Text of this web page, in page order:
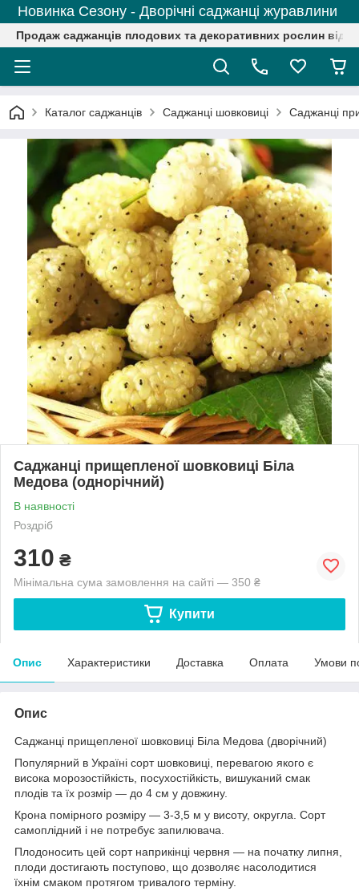
Новинка Сезону - Дворічні саджанці журавлини
Продаж саджанців плодових та декоративних рослин від
Каталог саджанців Саджанці шовковиці Саджанці
Саджанці прищепленої шовковиці Біла
Медова (однорічний)
В наявності
Роздріб
310 ₴
Мінімальна сума замовлення на сайті — 350 ₴
Купити
Опис Характеристики Доставка Оплата Умови
Опис
Саджанці прищепленої шовковиці Біла Медова (дворічний)
Популярний в Україні сорт шовковиці, перевагою якого є
висока морозостійкість, посухостійкість, вишуканий смак
плодів та їх розмір — до 4 см у довжину.
Крона помірного розміру — 3-3,5 м у висоту, округла. Сорт
самоплідний і не потребує запилювача.
Плодоносить цей сорт наприкінці червня — на початку липня,
плоди достигають поступово, що дозволяє насолодитися
їхнім смаком протягом тривалого терміну.